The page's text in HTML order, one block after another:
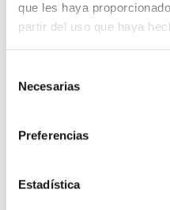
que les haya
partir del uso que haya
Necesarias
Preferencias
Estadística
Conjunto de ducha
303,88€